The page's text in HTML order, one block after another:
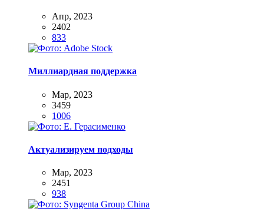
Апр, 2023
2402
833
Миллиардная поддержка
Мар, 2023
3459
1006
Актуализируем подходы
Мар, 2023
2451
938